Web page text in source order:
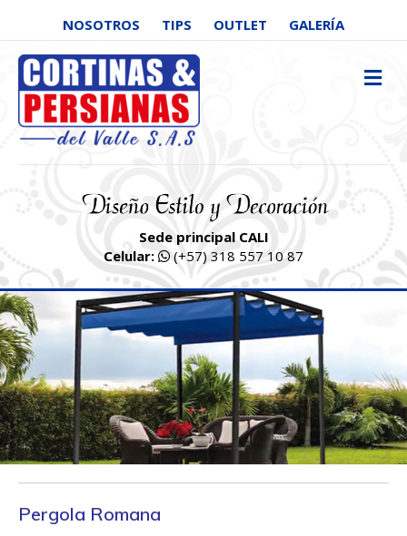
NOSOTROS TIPS OUTLET GALERÍA
Sede principal CALI
Celular:
(+57) 318 557 10 87
Pergola Romana